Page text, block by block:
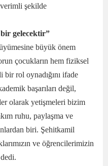
şekilde
gelecektir”
büyük önem
çocukların hem fiziksel
rol oynadığını ifade
başarıları değil,
olarak yetişmeleri bizim
ruhu, paylaşma ve
biri. Şehitkamil
ve öğrencilerimizin